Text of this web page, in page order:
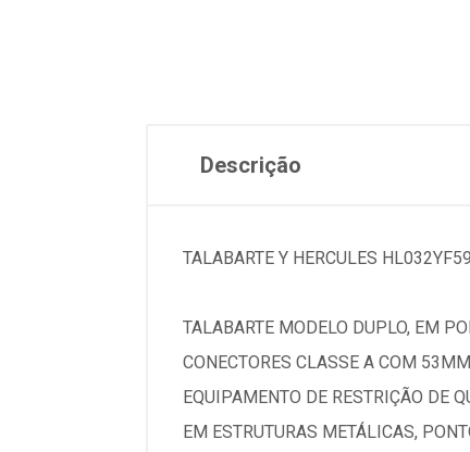
Descrição
TALABARTE Y HERCULES
TALABARTE MODELO DUPLO, EM
CONECTORES CLASSE A COM
EQUIPAMENTO DE RESTRIÇÃO DE
EM ESTRUTURAS METÁLICAS,